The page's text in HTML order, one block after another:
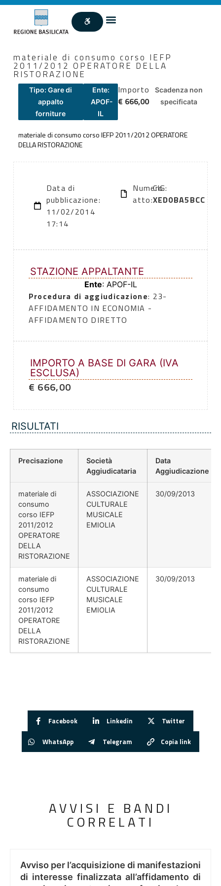
materiale di consumo corso IEFP
2011/2012 OPERATORE DELLA
RISTORAZIONE
Tipo: Gare di
appalto
forniture
Ente:
APOF-
IL
Importo
€ 666,00
Scadenza non
specificata
materiale di consumo corso IEFP 2011/2012 OPERATORE
DELLA RISTORAZIONE
Data di
pubblicazione:
11/02/2014
17:14
Numero
atto:
CIG:
XED0BA5BCC
STAZIONE APPALTANTE
Ente: APOF-IL
Procedura di aggiudicazione: 23-
AFFIDAMENTO IN ECONOMIA -
AFFIDAMENTO DIRETTO
IMPORTO A BASE DI GARA (IVA
ESCLUSA)
€ 666,00
RISULTATI
Precisazione
Società
Aggiudicataria
Data
Aggiudicazione
materiale di
consumo
corso IEFP
2011/2012
OPERATORE
DELLA
RISTORAZIONE
ASSOCIAZIONE
CULTURALE
MUSICALE
EMIOLIA
30/09/2013
materiale di
consumo
corso IEFP
2011/2012
OPERATORE
DELLA
RISTORAZIONE
ASSOCIAZIONE
CULTURALE
MUSICALE
EMIOLIA
30/09/2013
Facebook Linkedin Twitter
WhatsApp Telegram Copia link
AVVISI E BANDI
CORRELATI
Avviso per l’acquisizione di manifestazioni
di interesse finalizzata all’affidamento di